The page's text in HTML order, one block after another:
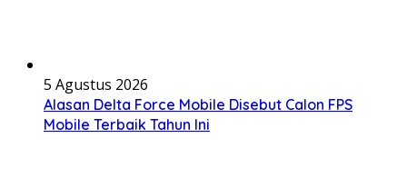
5 Agustus 2026
Alasan Delta Force Mobile Disebut Calon FPS
Mobile Terbaik Tahun Ini